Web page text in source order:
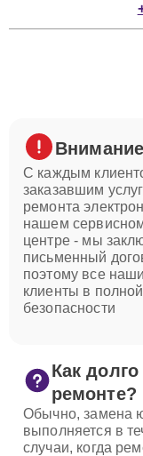
С каждым
заказавшим
ремонта
нашем
центре - мы
письменный
поэтому все наши
клиенты в полной
безопасности
Как
ремонте?
Обычно, замена
выполняется в
случаи, когда